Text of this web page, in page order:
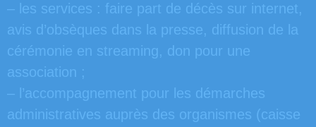
– les services : faire part de décès sur internet,
avis d’obsèques dans la presse, diffusion de la
cérémonie en streaming, don pour une
association ;
– l’accompagnement pour les démarches
administratives auprès des organismes (caisse